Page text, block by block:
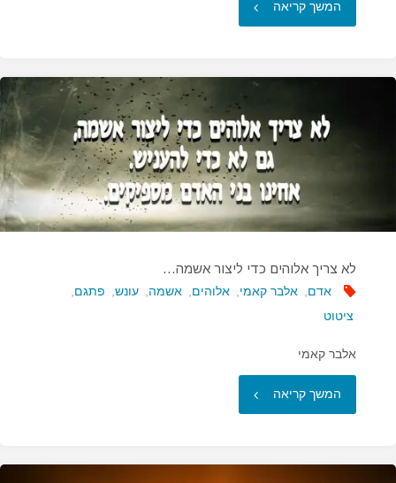
המשך קריאה "אם
רוצה
שאלוהים
יצחק…"
לא צריך אלוהים כדי ליצור אשמה…
אדם אלבר קאמי אלוהים אשמה עונש, פתגם
ציטוט
אלבר קאמי
המשך קריאה "לא
אלוהים